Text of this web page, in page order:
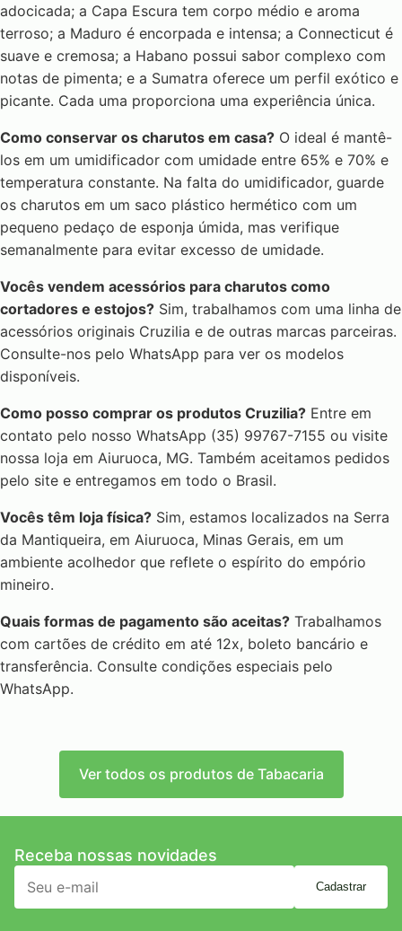
adocicada; a Capa Escura tem corpo médio e aroma
terroso; a Maduro é encorpada e intensa; a Connecticut é
suave e cremosa; a Habano possui sabor complexo com
notas de pimenta; e a Sumatra oferece um perfil exótico e
picante. Cada uma proporciona uma experiência única.
Como conservar os charutos em casa? O ideal é mantê-
los em um umidificador com umidade entre 65% e 70% e
temperatura constante. Na falta do umidificador, guarde
os charutos em um saco plástico hermético com um
pequeno pedaço de esponja úmida, mas verifique
semanalmente para evitar excesso de umidade.
Vocês vendem acessórios para charutos como
cortadores e estojos? Sim, trabalhamos com uma linha de
acessórios originais Cruzilia e de outras marcas parceiras.
Consulte-nos pelo WhatsApp para ver os modelos
disponíveis.
Como posso comprar os produtos Cruzilia? Entre em
contato pelo nosso WhatsApp (35) 99767-7155 ou visite
nossa loja em Aiuruoca, MG. Também aceitamos pedidos
pelo site e entregamos em todo o Brasil.
Vocês têm loja física? Sim, estamos localizados na Serra
da Mantiqueira, em Aiuruoca, Minas Gerais, em um
ambiente acolhedor que reflete o espírito do empório
mineiro.
Quais formas de pagamento são aceitas? Trabalhamos
com cartões de crédito em até 12x, boleto bancário e
transferência. Consulte condições especiais pelo
WhatsApp.
Ver todos os produtos de Tabacaria
Receba nossas novidades
Cadastrar